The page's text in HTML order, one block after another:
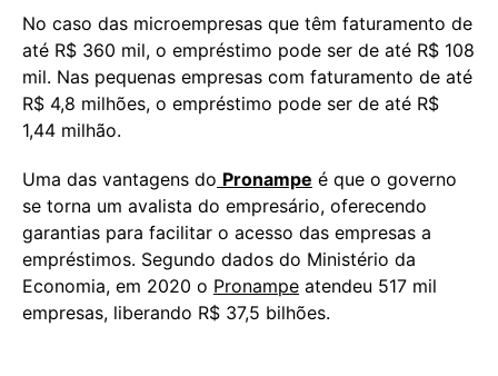
No caso das microempresas que têm faturamento de
até R$ 360 mil, o empréstimo pode ser de até R$ 108
mil. Nas pequenas empresas com faturamento de até
R$ 4,8 milhões, o empréstimo pode ser de até R$
1,44 milhão.
Uma das vantagens do Pronampe é que o governo
se torna um avalista do empresário, oferecendo
garantias para facilitar o acesso das empresas a
empréstimos. Segundo dados do Ministério da
Economia, em 2020 o Pronampe atendeu 517 mil
empresas, liberando R$ 37,5 bilhões.